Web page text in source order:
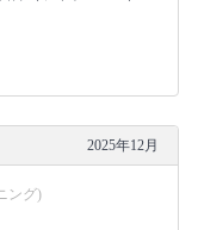
2025年12月
ング)